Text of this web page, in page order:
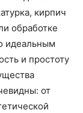
кирпич
обработке
идеальным
и простоту
от